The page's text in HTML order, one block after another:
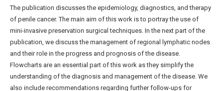
The publication discusses the epidemiology, diagnostics, and therapy
of penile cancer. The main aim of this work is to portray the use of
mini-invasive preservation surgical techniques. In the next part of the
publication, we discuss the management of regional lymphatic nodes
and their role in the progress and prognosis of the disease.
Flowcharts are an essential part of this work as they simplify the
understanding of the diagnosis and management of the disease. We
also include recommendations regarding further follow-ups for